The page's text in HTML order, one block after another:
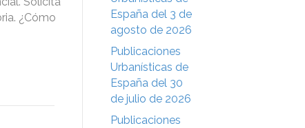
¿Cómo
España del 3 de
agosto de 2026
Publicaciones
Urbanísticas de
España del 30
de julio de 2026
Publicaciones